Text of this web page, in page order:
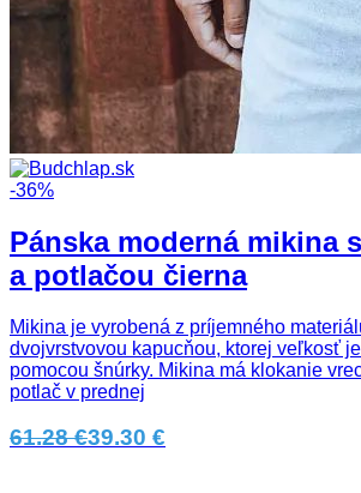
-36%
Pánska moderná mikina
a potlačou čierna
Mikina je vyrobená z príjemného
dvojvrstvovou kapucňou, ktorej veľkosť
pomocou šnúrky. Mikina má klokanie
potlač v prednej
61.28 €39.30 €